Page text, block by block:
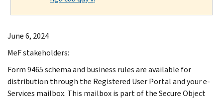
June 6, 2024
MeF stakeholders:
Form 9465 schema and business rules are available for
distribution through the Registered User Portal and your e-
Services mailbox. This mailbox is part of the Secure Object